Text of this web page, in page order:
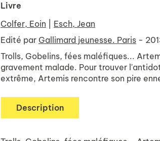
Livre
Colfer, Eoin
Esch, Jean
Edité par Gallimard jeunesse. Paris -
Trolls, Gobelins, fées maléfiques...
gravement malade. Pour trouver
extrême, Artemis rencontre son pire
Description